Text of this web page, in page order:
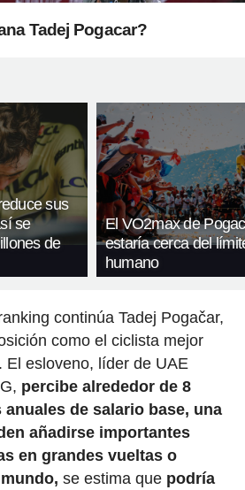
Tadej Pogacar?
sus
se
de
El VO2max de
estaría cerca del
humano
continúa Tadej Pogačar,
como el ciclista mejor
El esloveno, líder de UAE
percibe alrededor de 8
de salario base, una
añadirse importantes
en grandes vueltas o
se estima quepodría